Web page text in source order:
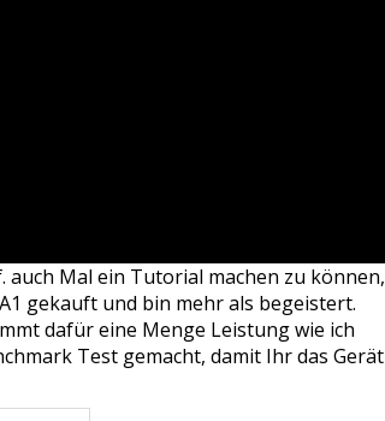
auch Mal ein Tutorial machen zu können,
gekauft und bin mehr als begeistert.
dafür eine Menge Leistung wie ich
Test gemacht, damit Ihr das Gerät